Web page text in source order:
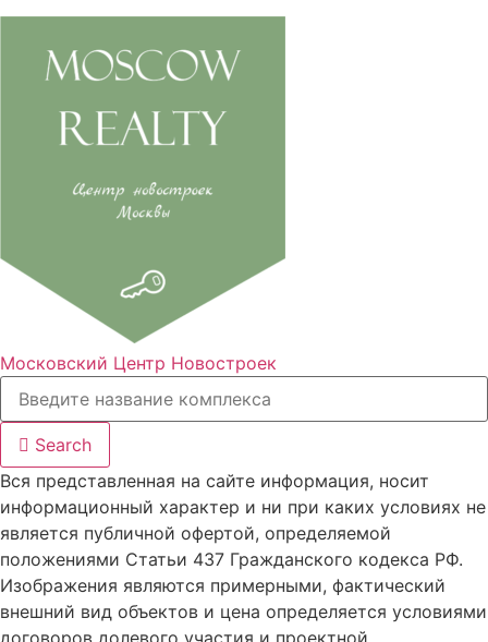
Московский Центр Новостроек
Search
Вся представленная на сайте информация, носит
информационный характер и ни при каких условиях не
является публичной офертой, определяемой
положениями Статьи 437 Гражданского кодекса РФ.
Изображения являются примерными, фактический
внешний вид объектов и цена определяется условиями
договоров долевого участия и проектной